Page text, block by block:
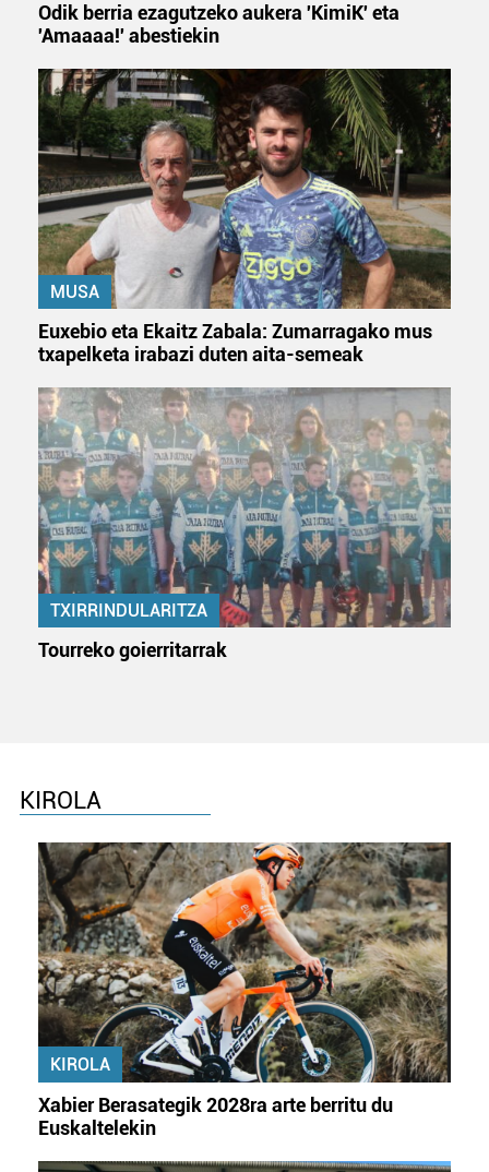
Odik berria ezagutzeko aukera 'KimiK' eta
'Amaaaa!' abestiekin
MUSA
Euxebio eta Ekaitz Zabala: Zumarragako mus
txapelketa irabazi duten aita-semeak
TXIRRINDULARITZA
Tourreko goierritarrak
KIROLA
KIROLA
Xabier Berasategik 2028ra arte berritu du
Euskaltelekin